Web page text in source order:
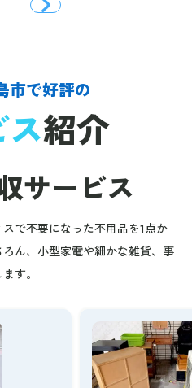
市で好評の
紹介
サービス
で不要になった不用品を1点か
ん、小型家電や細かな雑貨、事
す。